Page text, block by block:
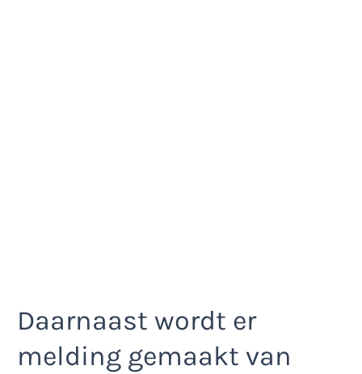
Daarnaast wordt er
melding gemaakt van